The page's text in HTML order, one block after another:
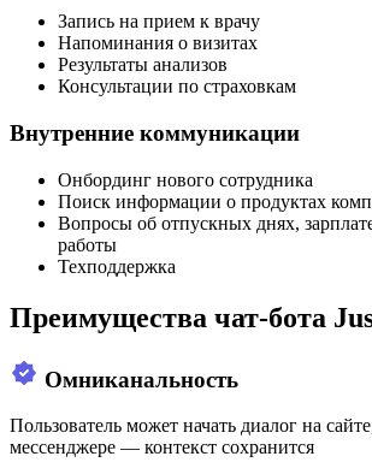
Запись на прием к врачу
Напоминания о визитах
Результаты анализов
Консультации по страховкам
Внутренние коммуникации
Онбординг нового сотрудника
Поиск информации о продуктах
Вопросы об отпускных днях,
работы
Техподдержка
Преимущества чат-бота
Омниканальность
Пользователь может начать диалог на
мессенджере — контекст сохранится